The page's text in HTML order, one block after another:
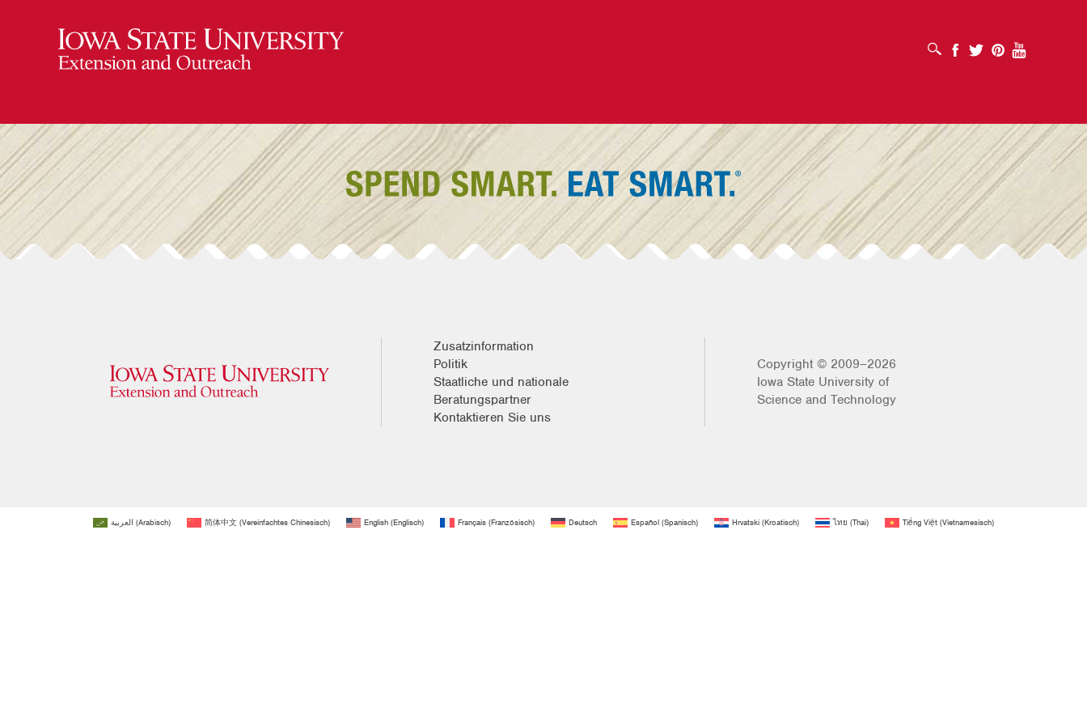
SUCHFELD ÖFFNENFacebook
Twitter PinterestYoutube
Zusatzinformation
Politik
Staatliche und nationale
Beratungspartner
Kontaktieren Sie uns
Copyright © 2009–2026
Iowa State University of
Science and Technology
العربية (Arabisch) 简体中文 (Vereinfachtes Chinesisch) English (Englisch) Français (Französisch) Deutsch Español (Spanisch) Hrvatski (Kroatisch) ไทย (Thai) Tiếng Việt (Vietnamesisch)